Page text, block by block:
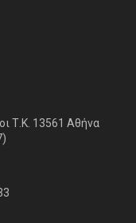
Τ.Κ. 13561 Αθήνα